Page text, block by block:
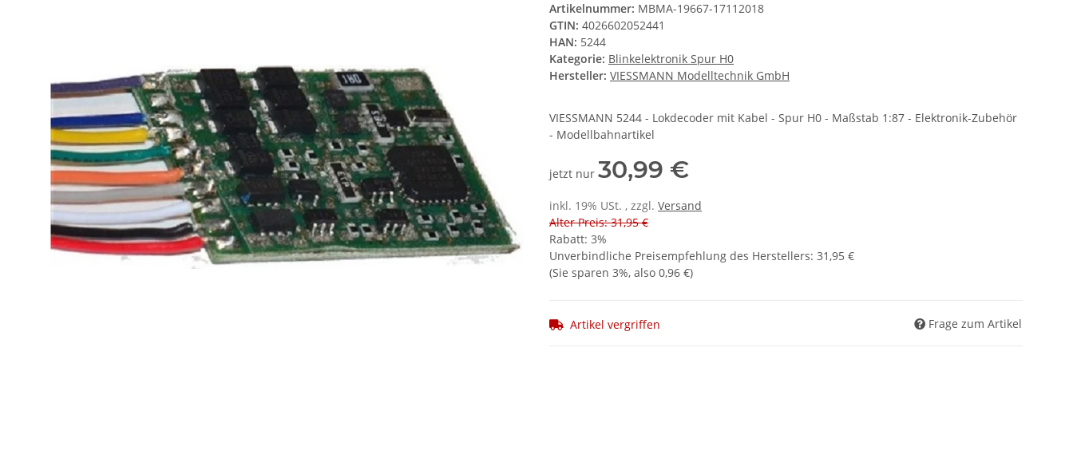
Artikelnummer: MBMA-19667-17112018
GTIN: 4026602052441
HAN: 5244
Kategorie: Blinkelektronik Spur H0
Hersteller: VIESSMANN Modelltechnik GmbH
VIESSMANN 5244 - Lokdecoder mit Kabel - Spur H0 - Maßstab 1:87 - Elektronik-Zubehör
- Modellbahnartikel
jetzt nur 30,99 €
inkl. 19% USt. , zzgl. Versand
Alter Preis: 31,95 €
Rabatt: 3%
Unverbindliche Preisempfehlung des Herstellers: 31,95 €
(Sie sparen 3%, also 0,96 €)
Artikel vergriffen Frage zum Artikel